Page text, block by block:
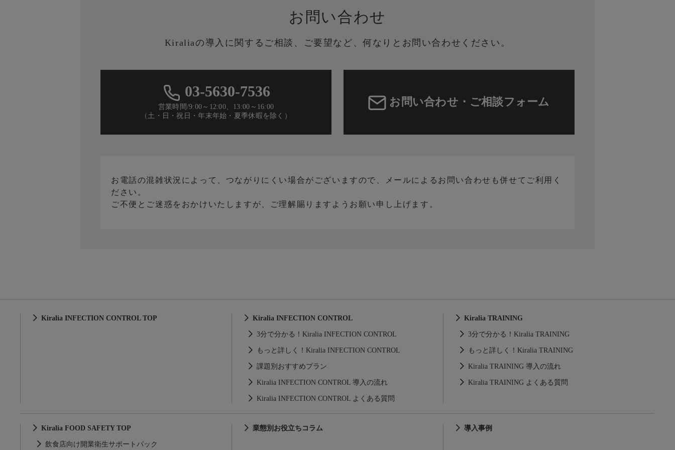
お問い合わせ
Kiraliaの導入に関する ご相談、ご要望など、何なりとお問い合わせください。
03-5630-7536
営業時間/9:00～12:00、13:00～16:00
（土・日・祝日・年末年始・夏季休暇を除く）
お問い合わせ・ご相談フォーム
お電話の混雑状況によって、つながりにくい場合がございますので、メールによるお問い合わせも併せてご利用く
ださい。
ご不便とご迷惑をおかけいたしますが、ご理解賜りますようお願い申し上げます。
Kiralia INFECTION CONTROL TOP Kiralia INFECTION CONTROL
3分で分かる！Kiralia INFECTION CONTROL
もっと詳しく！Kiralia INFECTION CONTROL
課題別おすすめプラン
Kiralia INFECTION CONTROL 導入の流れ
Kiralia INFECTION CONTROL よくある質問
Kiralia TRAINING
3分で分かる！Kiralia TRAINING
もっと詳しく！Kiralia TRAINING
Kiralia TRAINING 導入の流れ
Kiralia TRAINING よくある質問
Kiralia FOOD SAFETY TOP
飲食店向け開業衛生サポートパック
業態別お役立ちコラム 導入事例